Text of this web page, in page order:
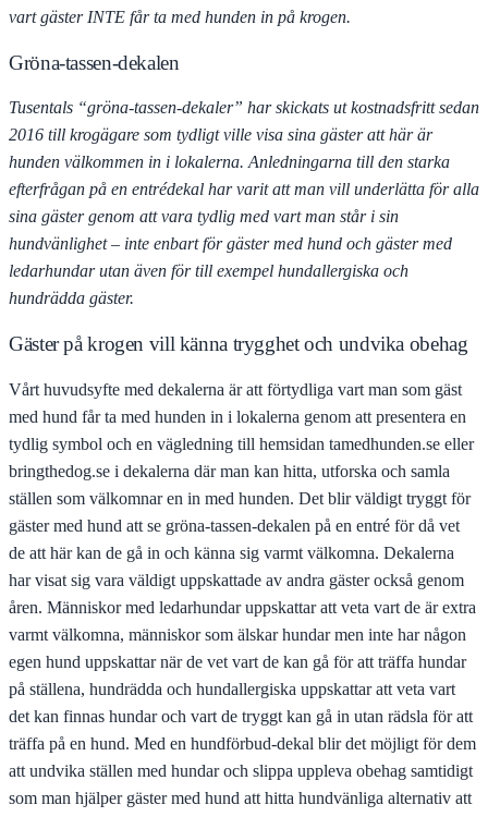
vart gäster INTE får ta med hunden in på krogen.
Gröna-tassen-dekalen
Tusentals “gröna-tassen-dekaler” har skickats ut kostnadsfritt sedan
2016 till krogägare som tydligt ville visa sina gäster att här är
hunden välkommen in i lokalerna. Anledningarna till den starka
efterfrågan på en entrédekal har varit att man vill underlätta för alla
sina gäster genom att vara tydlig med vart man står i sin
hundvänlighet – inte enbart för gäster med hund och gäster med
ledarhundar utan även för till exempel hundallergiska och
hundrädda gäster.
Gäster på krogen vill känna trygghet och undvika obehag
Vårt huvudsyfte med dekalerna är att förtydliga vart man som gäst
med hund får ta med hunden in i lokalerna genom att presentera en
tydlig symbol och en vägledning till hemsidan tamedhunden.se eller
bringthedog.se i dekalerna där man kan hitta, utforska och samla
ställen som välkomnar en in med hunden. Det blir väldigt tryggt för
gäster med hund att se gröna-tassen-dekalen på en entré för då vet
de att här kan de gå in och känna sig varmt välkomna. Dekalerna
har visat sig vara väldigt uppskattade av andra gäster också genom
åren. Människor med ledarhundar uppskattar att veta vart de är extra
varmt välkomna, människor som älskar hundar men inte har någon
egen hund uppskattar när de vet vart de kan gå för att träffa hundar
på ställena, hundrädda och hundallergiska uppskattar att veta vart
det kan finnas hundar och vart de tryggt kan gå in utan rädsla för att
träffa på en hund. Med en hundförbud-dekal blir det möjligt för dem
att undvika ställen med hundar och slippa uppleva obehag samtidigt
som man hjälper gäster med hund att hitta hundvänliga alternativ att